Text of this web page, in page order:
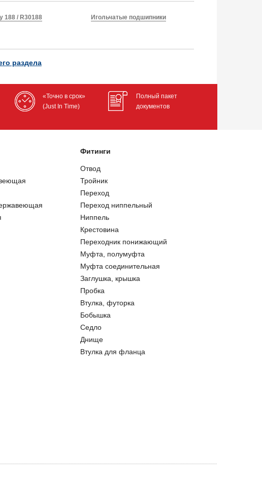
188 / R30188 Игольчатые подшипники
раздела
«Точно в срок»
(Just In Time)
Полный пакет
документов
Фитинги
Отвод
Тройник
Переход
Переход ниппельный
Ниппель
Крестовина
Переходник понижающий
Муфта, полумуфта
Муфта соединительная
Заглушка, крышка
Пробка
Втулка, футорка
Бобышка
Седло
Днище
Втулка для фланца